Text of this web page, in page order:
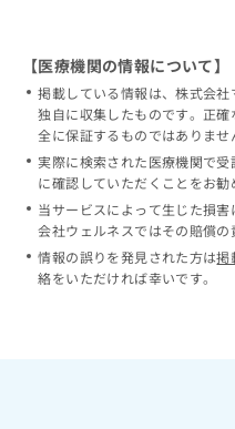
【医療機関の情報について】
掲載している情報は、株式会
独自に収集したものです。正
全に保証するものではありませ
実際に検索された医療機関で
に確認していただくことをお勧
当サービスによって生じた損
会社ウェルネスではその賠償の
情報の誤りを発見された方は掲
絡をいただければ幸いです。